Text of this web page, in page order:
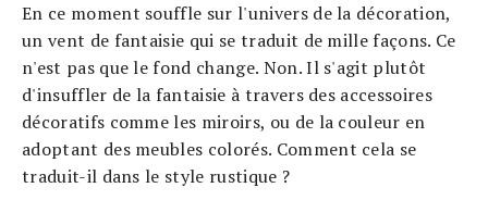
En ce moment souffle sur l'univers de la décoration,
un vent de fantaisie qui se traduit de mille façons. Ce
n'est pas que le fond change. Non. Il s'agit plutôt
d'insuffler de la fantaisie à travers des accessoires
décoratifs comme les miroirs, ou de la couleur en
adoptant des meubles colorés. Comment cela se
traduit-il dans le style rustique ?